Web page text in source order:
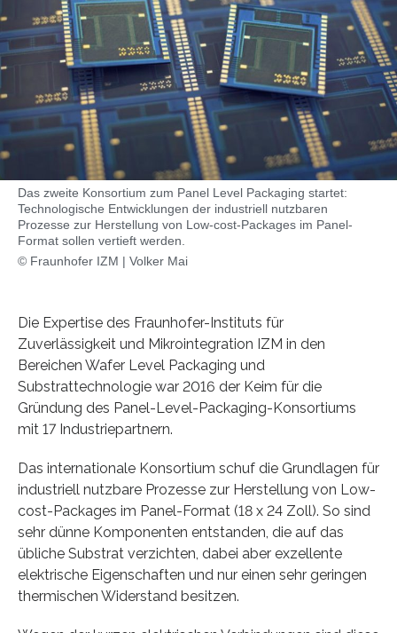
Das zweite Konsortium zum Panel Level Packaging startet:
Technologische Entwicklungen der industriell nutzbaren
Prozesse zur Herstellung von Low-cost-Packages im Panel-
Format sollen vertieft werden.
© Fraunhofer IZM | Volker Mai
Die Expertise des Fraunhofer-Instituts für
Zuverlässigkeit und Mikrointegration IZM in den
Bereichen Wafer Level Packaging und
Substrattechnologie war 2016 der Keim für die
Gründung des Panel-Level-Packaging-Konsortiums
mit 17 Industriepartnern.
Das internationale Konsortium schuf die Grundlagen für
industriell nutzbare Prozesse zur Herstellung von Low-
cost-Packages im Panel-Format (18 x 24 Zoll). So sind
sehr dünne Komponenten entstanden, die auf das
übliche Substrat verzichten, dabei aber exzellente
elektrische Eigenschaften und nur einen sehr geringen
thermischen Widerstand besitzen.